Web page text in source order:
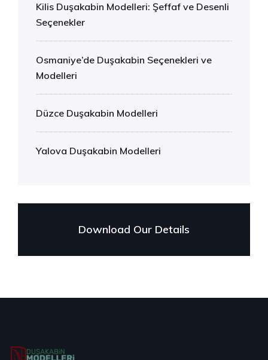
Kilis Duşakabin Modelleri: Şeffaf ve Desenli
Seçenekler
Osmaniye’de Duşakabin Seçenekleri ve
Modelleri
Düzce Duşakabin Modelleri
Yalova Duşakabin Modelleri
Download Our Details